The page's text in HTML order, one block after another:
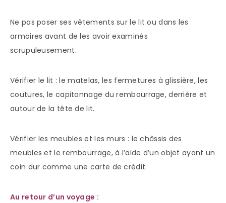
Ne pas poser ses vêtements sur le lit ou dans les
armoires avant de les avoir examinés
scrupuleusement.
Vérifier le lit : le matelas, les fermetures à glissière, les
coutures, le capitonnage du rembourrage, derrière et
autour de la tête de lit.
Vérifier les meubles et les murs : le châssis des
meubles et le rembourrage, à l’aide d’un objet ayant un
coin dur comme une carte de crédit.
Au retour d’un voyage :